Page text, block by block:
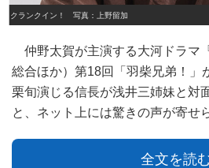
クランクイン！ 写真：上野留加
仲野太賀が主演する大河ドラマ
総合ほか）第18回「羽柴兄弟！」
栗旬演じる信長が浅井三姉妹と対
と、ネット上には驚きの声が寄せ
全文を読